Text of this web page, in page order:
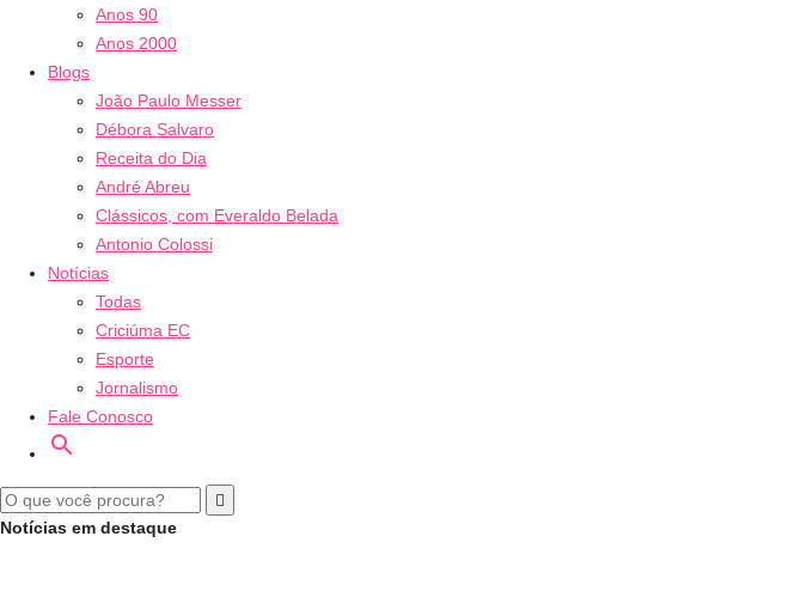
Anos 90
Anos 2000
Blogs
João Paulo Messer
Débora Salvaro
Receita do Dia
André Abreu
Clássicos, com Everaldo Belada
Antonio Colossi
Notícias
Todas
Criciúma EC
Esporte
Jornalismo
Fale Conosco
search
Notícias em destaque